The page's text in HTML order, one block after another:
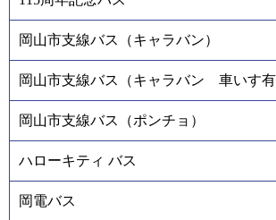
岡山市支線バス（キャラバン）
岡山市支線バス（キャラバン 車いす有
岡山市支線バス（ポンチョ）
ハローキティ バス
岡電バス